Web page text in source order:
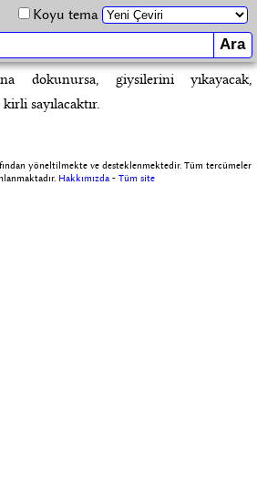
Koyu tema
dokunursa, giysilerini yıkayacak,
sayılacaktır.
yöneltilmekte ve desteklenmektedir. Tüm tercümeler
Hakkımızda -Tüm site